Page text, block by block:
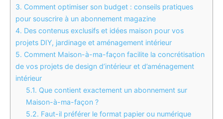
3. Comment optimiser son budget : conseils pratiques
pour souscrire à un abonnement magazine
4. Des contenus exclusifs et idées maison pour vos
projets DIY, jardinage et aménagement intérieur
5. Comment Maison-à-ma-façon facilite la concrétisation
de vos projets de design d’intérieur et d’aménagement
intérieur
5.1. Que contient exactement un abonnement sur
Maison-à-ma-façon ?
5.2. Faut-il préférer le format papier ou numérique